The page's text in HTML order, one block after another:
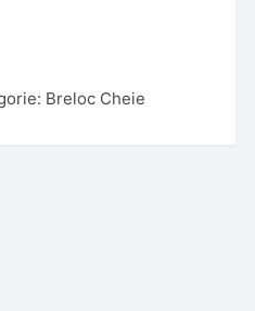
Breloc Cheie